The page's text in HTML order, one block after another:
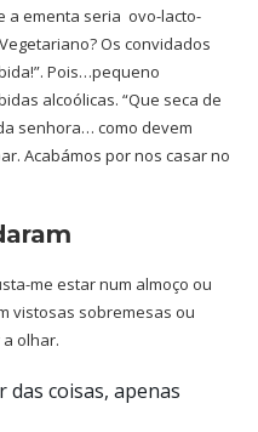
a ementa seria ovo-lacto-
Os convidados
Pois…pequeno
alcoólicas. “Que seca de
senhora… como devem
Acabámos por nos casar no
me estar num almoço ou
vistosas sobremesas ou
olhar.
das coisas, apenas